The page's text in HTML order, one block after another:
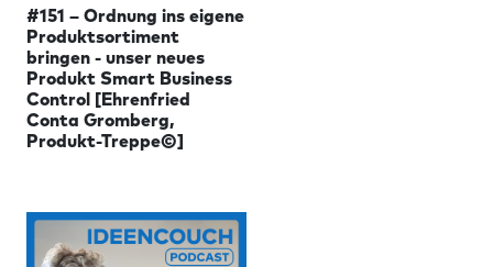
#151 – Ordnung ins eigene
Produktsortiment
bringen - unser neues
Produkt Smart Business
Control [Ehrenfried
Conta Gromberg,
Produkt-Treppe©]